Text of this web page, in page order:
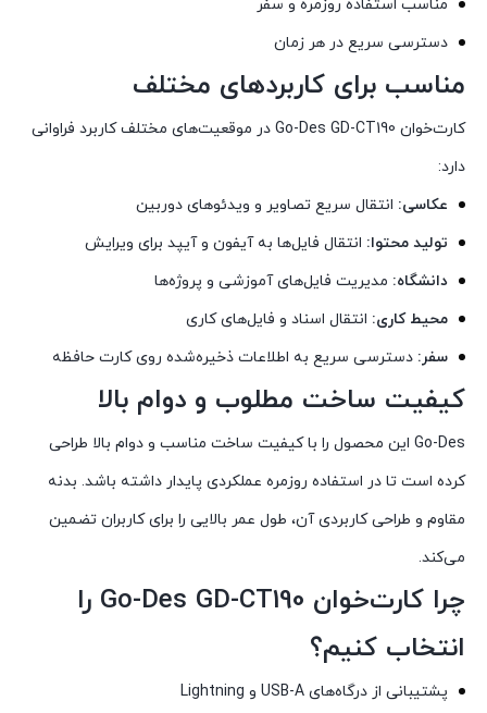
مناسب استفاده روزمره و سفر
دسترسی سریع در هر زمان
مناسب برای کاربردهای مختلف
کارت‌خوان Go-Des GD-CT190 در موقعیت‌های مختلف کاربرد فراوانی
دارد:
عکاسی: انتقال سریع تصاویر و ویدئوهای دوربین
تولید محتوا: انتقال فایل‌ها به آیفون و آیپد برای ویرایش
دانشگاه: مدیریت فایل‌های آموزشی و پروژه‌ها
محیط کاری: انتقال اسناد و فایل‌های کاری
سفر: دسترسی سریع به اطلاعات ذخیره‌شده روی کارت حافظه
کیفیت ساخت مطلوب و دوام بالا
Go-Des این محصول را با کیفیت ساخت مناسب و دوام بالا طراحی
کرده است تا در استفاده روزمره عملکردی پایدار داشته باشد. بدنه
مقاوم و طراحی کاربردی آن، طول عمر بالایی را برای کاربران تضمین
می‌کند.
چرا کارت‌خوان Go-Des GD-CT190 را
انتخاب کنیم؟
پشتیبانی از درگاه‌های USB-A و Lightning